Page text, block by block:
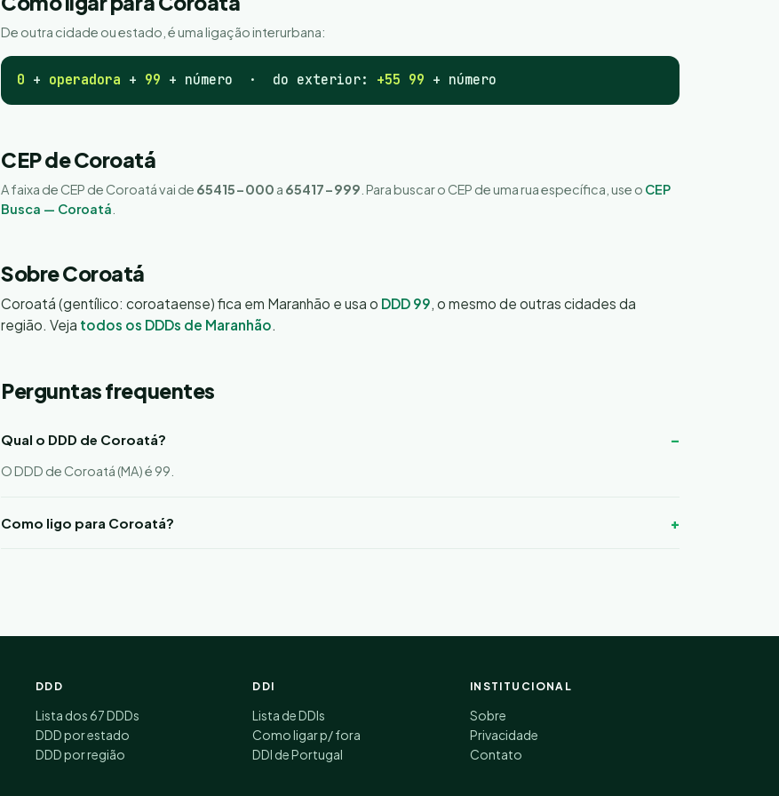
De outra cidade ou estado, é uma ligação interurbana:
0 + operadora + 99 + número · do exterior: +55 99 + número
CEP de Coroatá
A faixa de CEP de Coroatá vai de 65415-000 a 65417-999 . Para buscar o CEP de uma rua específica, use o CEP
Busca — Coroatá
Sobre Coroatá
Coroatá (gentílico: coroataense) fica em Maranhão e usa o DDD 99, o mesmo de outras cidades da
região. Veja todos os DDDs de Maranhão.
Perguntas frequentes
Qual o DDD de Coroatá?
O DDD de Coroatá (MA) é 99.
Como ligo para Coroatá?
DDD
Lista dos 67 DDDs
DDD por estado
DDD por região
DDI
Lista de DDIs
Como ligar p/ fora
DDI de Portugal
INSTITUCIONAL
Sobre
Privacidade
Contato